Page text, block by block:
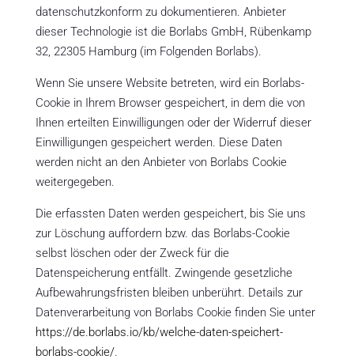
datenschutzkonform zu dokumentieren. Anbieter
dieser Technologie ist die Borlabs GmbH, Rübenkamp
32, 22305 Hamburg (im Folgenden Borlabs).
Wenn Sie unsere Website betreten, wird ein Borlabs-
Cookie in Ihrem Browser gespeichert, in dem die von
Ihnen erteilten Einwilligungen oder der Widerruf dieser
Einwilligungen gespeichert werden. Diese Daten
werden nicht an den Anbieter von Borlabs Cookie
weitergegeben.
Die erfassten Daten werden gespeichert, bis Sie uns
zur Löschung auffordern bzw. das Borlabs-Cookie
selbst löschen oder der Zweck für die
Datenspeicherung entfällt. Zwingende gesetzliche
Aufbewahrungsfristen bleiben unberührt. Details zur
Datenverarbeitung von Borlabs Cookie finden Sie unter
https://de.borlabs.io/kb/welche-daten-speichert-
borlabs-cookie/.